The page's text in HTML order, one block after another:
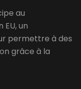
au
un
permettre à des
grâce à la